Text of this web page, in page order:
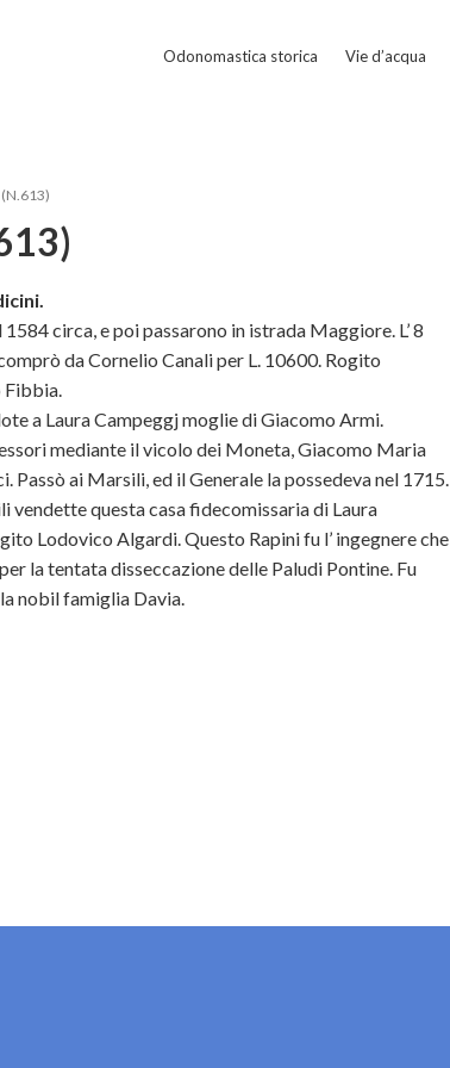
Odonomastica storica Vie d’acqua
circa, e poi passarono in istrada Maggiore. L’ 8
da Cornelio Canali per L. 10600. Rogito
Fibbia.
a Laura Campeggj moglie di Giacomo Armi.
mediante il vicolo dei Moneta, Giacomo Maria
Passò ai Marsili, ed il Generale la possedeva nel 1715.
questa casa fidecomissaria di Laura
Lodovico Algardi. Questo Rapini fu l’ ingegnere che
la tentata disseccazione delle Paludi Pontine. Fu
nobil famiglia Davia.